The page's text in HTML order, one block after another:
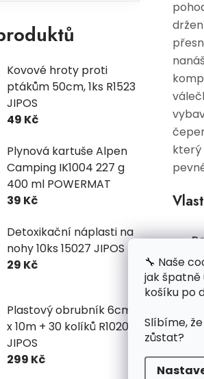
🔧 Naše
jak špatně
košíku po
Slíbíme,
zůstat?
Kovové hroty proti
ptákům 50cm, 1ks R1523
JIPOS
49 Kč
Plynová kartuše Alpen
Camping IK1004 227 g
400 ml POWERMAT
39 Kč
Detoxikační náplasti na
nohy 10ks 15027 JIPOS
29 Kč
Plastový obrubník 6cm
x 10m + 30 kolíků R1020
JIPOS
299 Kč
který